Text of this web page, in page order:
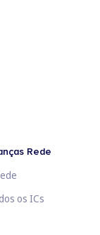
Rede
os ICs